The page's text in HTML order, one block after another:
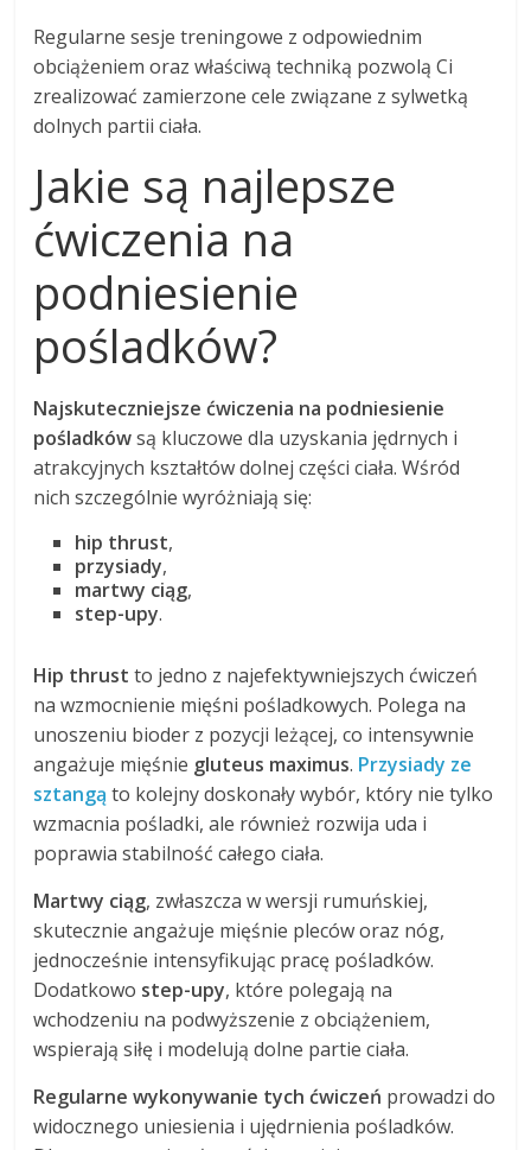
Regularne sesje treningowe z odpowiednim
obciążeniem oraz właściwą techniką pozwolą Ci
zrealizować zamierzone cele związane z sylwetką
dolnych partii ciała.
Jakie są najlepsze
ćwiczenia na
podniesienie
pośladków?
Najskuteczniejsze ćwiczenia na podniesienie
pośladkówsą kluczowe dla uzyskania jędrnych i
atrakcyjnych kształtów dolnej części ciała. Wśród
nich szczególnie wyróżniają się:
hip thrust,
przysiady,
martwy ciąg,
step-upy.
Hip thrust to jedno z najefektywniejszych ćwiczeń
na wzmocnienie mięśni pośladkowych. Polega na
unoszeniu bioder z pozycji leżącej, co intensywnie
angażuje mięśnie gluteus maximus. Przysiady ze
sztangą to kolejny doskonały wybór, który nie tylko
wzmacnia pośladki, ale również rozwija uda i
poprawia stabilność całego ciała.
Martwy ciąg, zwłaszcza w wersji rumuńskiej,
skutecznie angażuje mięśnie pleców oraz nóg,
jednocześnie intensyfikując pracę pośladków.
Dodatkowo step-upy, które polegają na
wchodzeniu na podwyższenie z obciążeniem,
wspierają siłę i modelują dolne partie ciała.
Regularne wykonywanie tych ćwiczeń prowadzi do
widocznego uniesienia i ujędrnienia pośladków.